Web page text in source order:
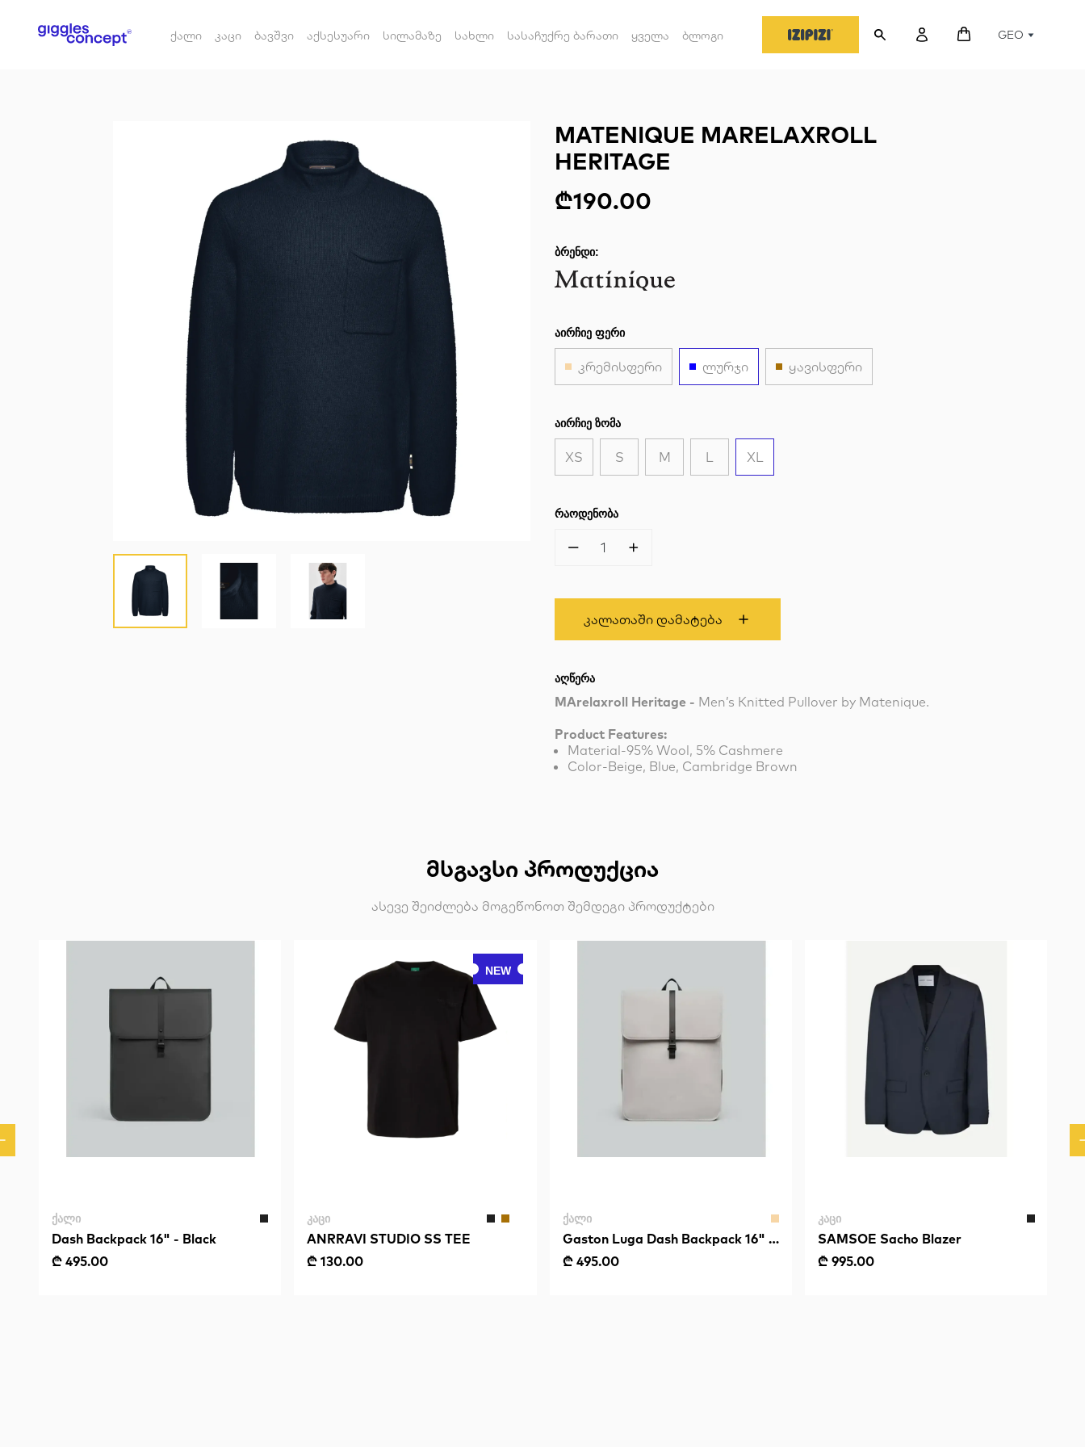
ქალი კაცი ბავშვი აქსესუარი სილამაზე სახლი სასაჩუქრე ბარათი ყველა ბლოგი GEO
MATENIQUE MARELAXROLL
HERITAGE
₾190.00
ᲑᲠᲔᲜᲓᲘ:
ᲐᲘᲠᲩᲘᲔ ᲤᲔᲠᲘ
კრემისფერი ლურჯი ყავისფერი
ᲐᲘᲠᲩᲘᲔ ᲖᲝᲛᲐ
XS S M L XL
ᲠᲐᲝᲓᲔᲜᲝᲑᲐ
1
Კალათაში Დამატება
ᲐᲦᲬᲔᲠᲐ
MArelaxroll Heritage - Men’s Knitted Pullover by Matenique.
Product Features:
Material-95% Wool, 5% Cashmere
Color-Beige, Blue, Cambridge Brown
ᲛᲡᲒᲐᲕᲡᲘ ᲞᲠᲝᲓᲣᲥᲪᲘᲐ
ასევე შეიძლება მოგეწონოთ შემდეგი პროდუქტები
ᲥᲐᲚᲘ
Dash Backpack 16" - Black
₾ 495.00
NEW
ᲙᲐᲪᲘ
ANRRAVI STUDIO SS TEE
₾ 130.00
ᲥᲐᲚᲘ
Gaston Luga Dash Backpack 16" -
Taupe
₾ 495.00
ᲙᲐᲪᲘ
SAMSOE Sacho Blazer
₾ 995.00